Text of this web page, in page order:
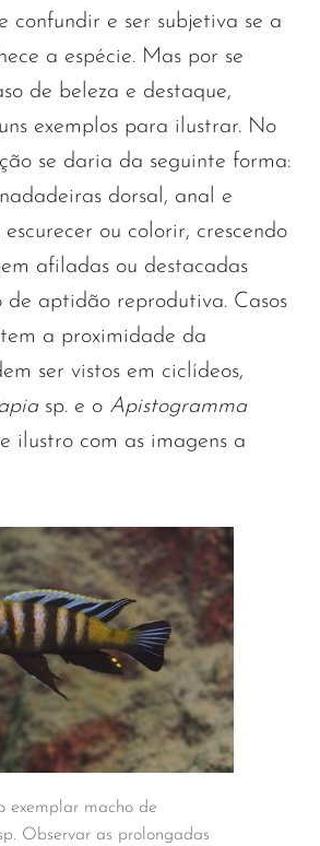
confundir e ser subjetiva se a
a espécie. Mas por se
de beleza e destaque,
exemplos para ilustrar. No
se daria da seguinte forma:
dorsal, anal e
ou colorir, crescendo
afiladas ou destacadas
de aptidão reprodutiva. Casos
a proximidade da
ser vistos em ciclídeos,
sp. e o Apistogramma
ilustro com as imagens a
exemplar macho de
Observar as prolongadas